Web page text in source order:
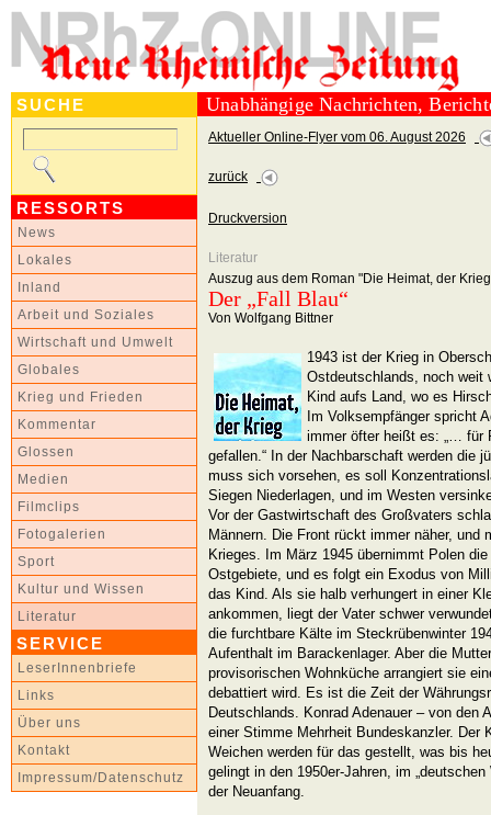
SUCHE
RESSORTS
News
Lokales
Inland
Arbeit und Soziales
Wirtschaft und Umwelt
Globales
Krieg und Frieden
Kommentar
Glossen
Medien
Filmclips
Fotogalerien
Sport
Kultur und Wissen
Literatur
SERVICE
LeserInnenbriefe
Links
Über uns
Kontakt
Impressum/Datenschutz
Unabhängige Nachrichten,
Aktueller Online-Flyer vom 06. August 2026
zurück
Druckversion
Literatur
Auszug aus dem Roman "Die Heimat, der
Der „Fall Blau“
Von Wolfgang Bittner
1943 ist der Krieg in
Ostdeutschlands, noch weit
Kind aufs Land, wo es
Im Volksempfänger spricht
immer öfter heißt es: „… für
gefallen.“ In der Nachbarschaft werden die
muss sich vorsehen, es soll
Siegen Niederlagen, und im Westen
Vor der Gastwirtschaft des Großvaters
Männern. Die Front rückt immer näher, und
Krieges. Im März 1945 übernimmt Polen
Ostgebiete, und es folgt ein Exodus von
das Kind. Als sie halb verhungert in einer
ankommen, liegt der Vater schwer
die furchtbare Kälte im Steckrübenwinter
Aufenthalt im Barackenlager. Aber die
provisorischen Wohnküche arrangiert sie
debattiert wird. Es ist die Zeit der
Deutschlands. Konrad Adenauer – von den
einer Stimme Mehrheit Bundeskanzler. Der
Weichen werden für das gestellt, was bis
gelingt in den 1950er-Jahren, im
der Neuanfang.